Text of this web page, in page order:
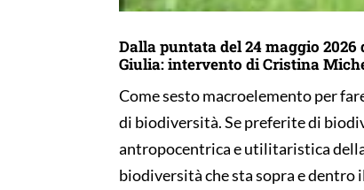
Dalla puntata del 24 maggio
Giulia: intervento di Cristina
Come sesto macroelemento per
di biodiversità. Se preferite di
antropocentrica e utilitaristica
biodiversità che sta sopra e dentro